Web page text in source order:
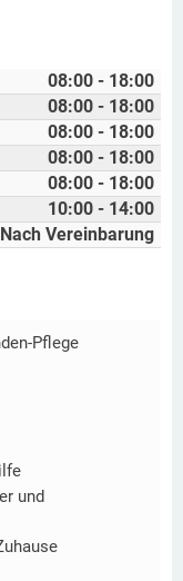
08:00 - 18:00
08:00 - 18:00
08:00 - 18:00
08:00 - 18:00
08:00 - 18:00
10:00 - 14:00
Nach Vereinbarung
Pflege
und